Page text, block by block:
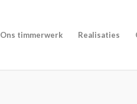
Ons timmerwerk Realisaties